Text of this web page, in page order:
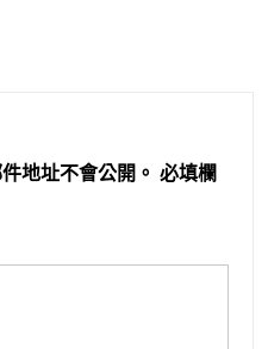
地址不會公開。 必填欄